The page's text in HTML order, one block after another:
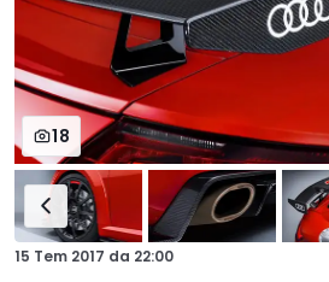
18
15 Tem 2017 da 22:00